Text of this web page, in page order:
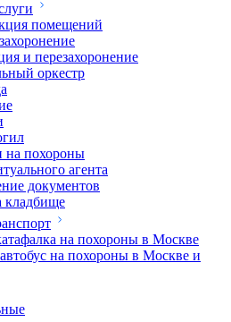
помещений
и перезахоронение
оркестр
на похороны
агента
документов
кладбище
на похороны в Москве
автобус на похороны в Москве и